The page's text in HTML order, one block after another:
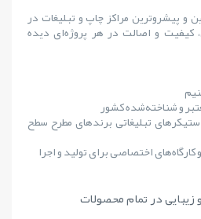
و پیشروترین مراکز چاپ و تبلیغات در
کیفیت و اصالت در هر پروژه‌ای دیده
و شناخته‌شده کشور
تبلیغاتی برندهای مطرح سطح
اختصاصی برای تولید و اجرا
در تمام محصولات